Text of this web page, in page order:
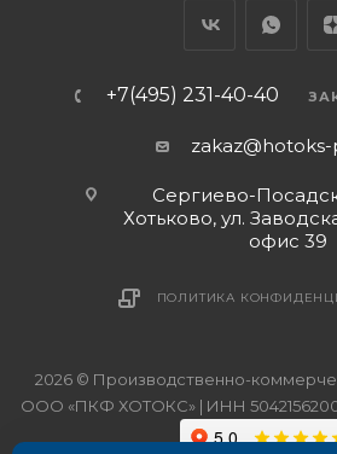
+7(495) 231-40-40
Сергиево-
Хотьково, ул.
офис 39
ПОЛИТИКА
2026 © Производственно-
ООО «ПКФ ХОТОКС» | ИНН 5042156200